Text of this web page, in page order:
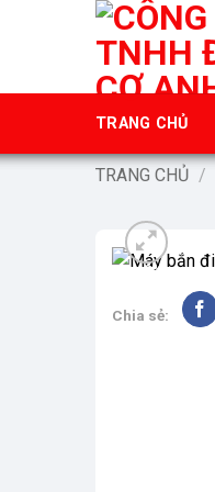
dung
TRANG CHỦ
TRANG CHỦ /
-9%
Chia sẻ: